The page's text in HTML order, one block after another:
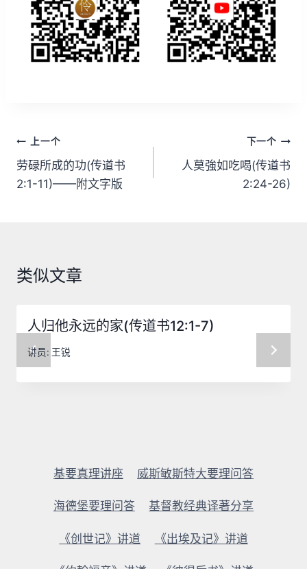
文
章
导
上一个
劳碌所成的功(传道书
2:1-11)——附文字版
下一个
人莫強如吃喝(传道书
2:24-26)
类似文章
人归他永远的家(传道书12:1-7)
讲员: 王锐
基要真理讲座 威斯敏斯特大要理问答
海德堡要理问答 基督教经典译著分享
《创世记》讲道 《出埃及记》讲道